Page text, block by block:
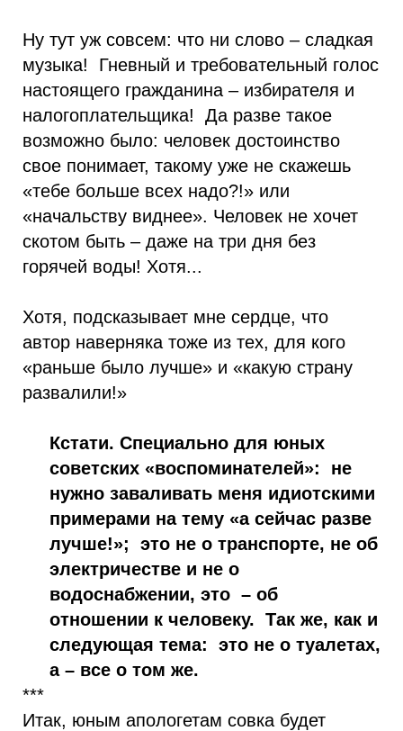
Ну тут уж совсем: что ни слово – сладкая
музыка! Гневный и требовательный голос
настоящего гражданина – избирателя и
налогоплательщика! Да разве такое
возможно было: человек достоинство
свое понимает, такому уже не скажешь
«тебе больше всех надо?!» или
«начальству виднее». Человек не хочет
скотом быть – даже на три дня без
горячей воды! Хотя...
Хотя, подсказывает мне сердце, что
автор наверняка тоже из тех, для кого
«раньше было лучше» и «какую страну
развалили!»
Кстати. Специально для юных
советских «воспоминателей»: не
нужно заваливать меня идиотскими
примерами на тему «а сейчас разве
лучше!»; это не о транспорте, не об
электричестве и не о
водоснабжении, это – об
отношении к человеку. Так же, как и
следующая тема: это не о туалетах,
а – все о том же.
***
Итак, юным апологетам совка будет